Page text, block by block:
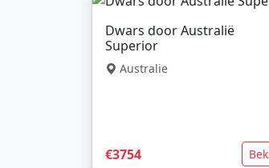
Dwars door Australië
Superior
Australie
€3754